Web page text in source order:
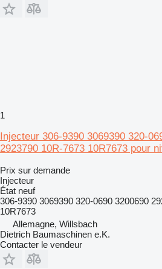
1
Injecteur 306-9390 3069390 320-
2923790 10R-7673 10R7673 pour
Prix sur demande
Injecteur
État neuf
306-9390 3069390 320-0690 3200690
10R7673
Allemagne, Willsbach
Dietrich Baumaschinen e.K.
Contacter le vendeur